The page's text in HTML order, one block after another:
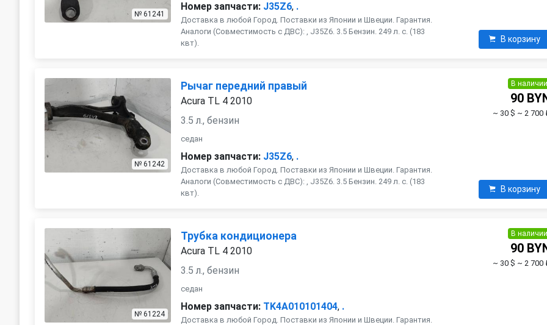
№ 61241
Номер запчасти: J35Z6, .
Доставка в любой Город. Поставки из Японии и Швеции. Гарантия.
Аналоги (Совместимость с ДВС): , J35Z6. 3.5 Бензин. 249 л. с. (183
квт).
В корзину
№ 61242
Рычаг передний правый
Acura TL 4 2010
3.5 л., бензин
седан
Номер запчасти: J35Z6, .
Доставка в любой Город. Поставки из Японии и Швеции. Гарантия.
Аналоги (Совместимость с ДВС): , J35Z6. 3.5 Бензин. 249 л. с. (183
квт).
В наличии
90
~ 30 $ ~ 2 700
В корзину
№ 61224
Трубка кондиционера
Acura TL 4 2010
3.5 л., бензин
седан
Номер запчасти: TK4A010101404, .
Доставка в любой Город. Поставки из Японии и Швеции. Гарантия.
В наличии
90
~ 30 $ ~ 2 700